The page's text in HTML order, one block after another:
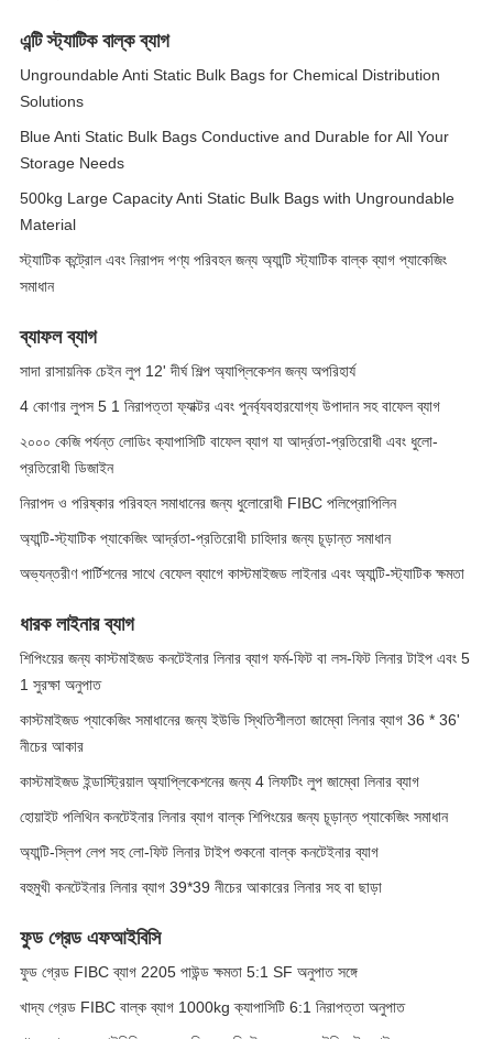
এন্টি স্ট্যাটিক বাল্ক ব্যাগ
Ungroundable Anti Static Bulk Bags for Chemical Distribution
Solutions
Blue Anti Static Bulk Bags Conductive and Durable for All Your
Storage Needs
500kg Large Capacity Anti Static Bulk Bags with Ungroundable
Material
স্ট্যাটিক কন্ট্রোল এবং নিরাপদ পণ্য পরিবহন জন্য অ্যান্টি স্ট্যাটিক বাল্ক ব্যাগ প্যাকেজিং
সমাধান
ব্যাফল ব্যাগ
সাদা রাসায়নিক চেইন লুপ 12' দীর্ঘ শিল্প অ্যাপ্লিকেশন জন্য অপরিহার্য
4 কোণার লুপস 5 1 নিরাপত্তা ফ্যাক্টর এবং পুনর্ব্যবহারযোগ্য উপাদান সহ বাফেল ব্যাগ
২০০০ কেজি পর্যন্ত লোডিং ক্যাপাসিটি বাফেল ব্যাগ যা আর্দ্রতা-প্রতিরোধী এবং ধুলো-
প্রতিরোধী ডিজাইন
নিরাপদ ও পরিষ্কার পরিবহন সমাধানের জন্য ধুলোরোধী FIBC পলিপ্রোপিলিন
অ্যান্টি-স্ট্যাটিক প্যাকেজিং আর্দ্রতা-প্রতিরোধী চাহিদার জন্য চূড়ান্ত সমাধান
অভ্যন্তরীণ পার্টিশনের সাথে বেফেল ব্যাগে কাস্টমাইজড লাইনার এবং অ্যান্টি-স্ট্যাটিক ক্ষমতা
ধারক লাইনার ব্যাগ
শিপিংয়ের জন্য কাস্টমাইজড কনটেইনার লিনার ব্যাগ ফর্ম-ফিট বা লস-ফিট লিনার টাইপ এবং 5
1 সুরক্ষা অনুপাত
কাস্টমাইজড প্যাকেজিং সমাধানের জন্য ইউভি স্থিতিশীলতা জাম্বো লিনার ব্যাগ 36 * 36'
নীচের আকার
কাস্টমাইজড ইন্ডাস্ট্রিয়াল অ্যাপ্লিকেশনের জন্য 4 লিফটিং লুপ জাম্বো লিনার ব্যাগ
হোয়াইট পলিথিন কনটেইনার লিনার ব্যাগ বাল্ক শিপিংয়ের জন্য চূড়ান্ত প্যাকেজিং সমাধান
অ্যান্টি-স্লিপ লেপ সহ লো-ফিট লিনার টাইপ শুকনো বাল্ক কনটেইনার ব্যাগ
বহুমুখী কনটেইনার লিনার ব্যাগ 39*39 নীচের আকারের লিনার সহ বা ছাড়া
ফুড গ্রেড এফআইবিসি
ফুড গ্রেড FIBC ব্যাগ 2205 পাউন্ড ক্ষমতা 5:1 SF অনুপাত সঙ্গে
খাদ্য গ্রেড FIBC বাল্ক ব্যাগ 1000kg ক্যাপাসিটি 6:1 নিরাপত্তা অনুপাত